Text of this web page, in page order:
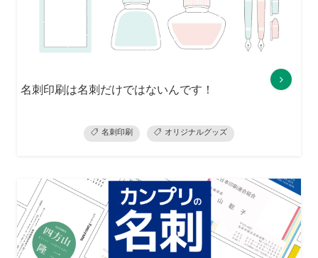
名刺印刷は名刺だけではないんです！
名刺印刷 オリジナルグッズ